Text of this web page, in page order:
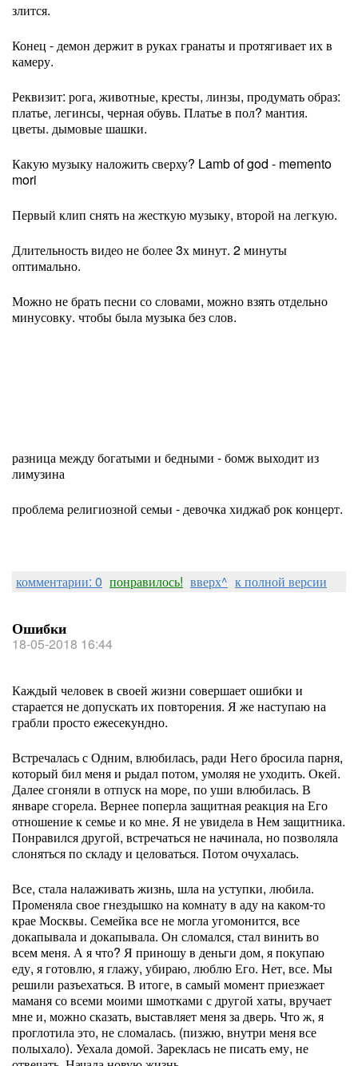
злится.
Конец - демон держит в руках гранаты и протягивает их в
камеру.
Реквизит: рога, животные, кресты, линзы, продумать образ:
платье, легинсы, черная обувь. Платье в пол? мантия.
цветы. дымовые шашки.
Какую музыку наложить сверху? Lamb of god - memento
mori
Первый клип снять на жесткую музыку, второй на легкую.
Длительность видео не более 3х минут. 2 минуты
оптимально.
Можно не брать песни со словами, можно взять отдельно
минусовку. чтобы была музыка без слов.
разница между богатыми и бедными - бомж выходит из
лимузина
проблема религиозной семьи - девочка хиджаб рок концерт.
комментарии: 0 понравилось! вверх^ к полной версии
Ошибки
18-05-2018 16:44
Каждый человек в своей жизни совершает ошибки и
старается не допускать их повторения. Я же наступаю на
грабли просто ежесекундно.
Встречалась с Одним, влюбилась, ради Него бросила парня,
который бил меня и рыдал потом, умоляя не уходить. Окей.
Далее сгоняли в отпуск на море, по уши влюбилась. В
январе сгорела. Вернее поперла защитная реакция на Его
отношение к семье и ко мне. Я не увидела в Нем защитника.
Понравился другой, встречаться не начинала, но позволяла
слоняться по складу и целоваться. Потом очухалась.
Все, стала налаживать жизнь, шла на уступки, любила.
Променяла свое гнездышко на комнату в аду на каком-то
крае Москвы. Семейка все не могла угомонится, все
докапывала и докапывала. Он сломался, стал винить во
всем меня. А я что? Я приношу в деньги дом, я покупаю
еду, я готовлю, я глажу, убираю, люблю Его. Нет, все. Мы
решили разъехаться. В итоге, в самый момент приезжает
маманя со всеми моими шмотками с другой хаты, вручает
мне и, можно сказать, выставляет меня за дверь. Что ж, я
проглотила это, не сломалась. (пизжю, внутри меня все
полыхало). Уехала домой. Зареклась не писать ему, не